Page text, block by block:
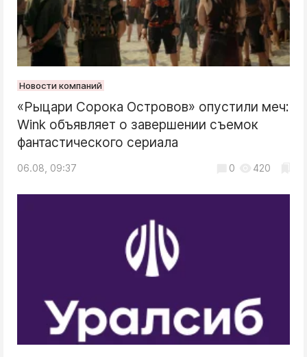
Новости компаний
«Рыцари Сорока Островов» опустили меч:
Wink объявляет о завершении съемок
фантастического сериала
06.08, 09:37 0 420